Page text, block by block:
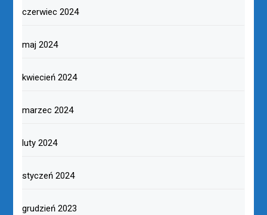
czerwiec 2024
maj 2024
kwiecień 2024
marzec 2024
luty 2024
styczeń 2024
grudzień 2023